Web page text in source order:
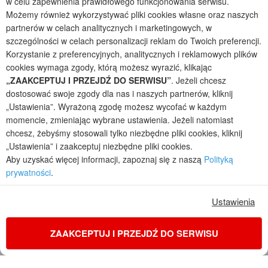
2026 © ARCHON+ Biuro Projektów - Tradycyjne i nowoczesne gotowe
projekty domów - autorska pracownia architektoniczna założona w 1990r.
przez arch. Barbarę Mendel
Z uwagi na ciągłe doskonalenie procesu powstawania projektów (zgodnie z
normą ISO 9001), prezentowane na stronie projekty domów mogą
nieznacznie różnić się od dokumentacji technicznej.
Informujemy, iż w celu optymalizacji treści dostępnych w naszym sklepie,
dostosowania ich do Państwa indywidualnych potrzeb korzystamy z
informacji zapisanych za pomocą plików cookies na urządzeniach
końcowych użytkowników. Pliki cookies użytkownik może kontrolować za
pomocą ustawień swojej przeglądarki internetowej. Dalsze korzystanie z
naszego serwisu internetowego, bez zmiany ustawień przeglądarki
internetowej oznacza, iż użytkownik akceptuje stosowanie plików cookies.
Więcej informacji zawartych jest w polityce prywatności.
Możemy również wykorzystywać pliki cookies własne oraz naszych
partnerów w celach analitycznych i marketingowych, w
szczególności w celach personalizacji reklam do Twoich preferencji.
Korzystanie z preferencyjnych, analitycznych i reklamowych plików
cookies wymaga zgody, którą możesz wyrazić, klikając
„ZAAKCEPTUJ I PRZEJDŹ DO SERWISU”. Jeżeli chcesz
dostosować swoje zgody dla nas i naszych partnerów, kliknij
„Ustawienia”. Wyrażoną zgodę możesz wycofać w każdym
momencie, zmieniając wybrane ustawienia. Jeżeli natomiast
chcesz, żebyśmy stosowali tylko niezbędne pliki cookies, kliknij
„Ustawienia” i zaakceptuj niezbędne pliki cookies.
Aby uzyskać więcej informacji, zapoznaj się z naszą Polityką
prywatności.
Ustawienia
ZAAKCEPTUJ I PRZEJDŹ DO SERWISU